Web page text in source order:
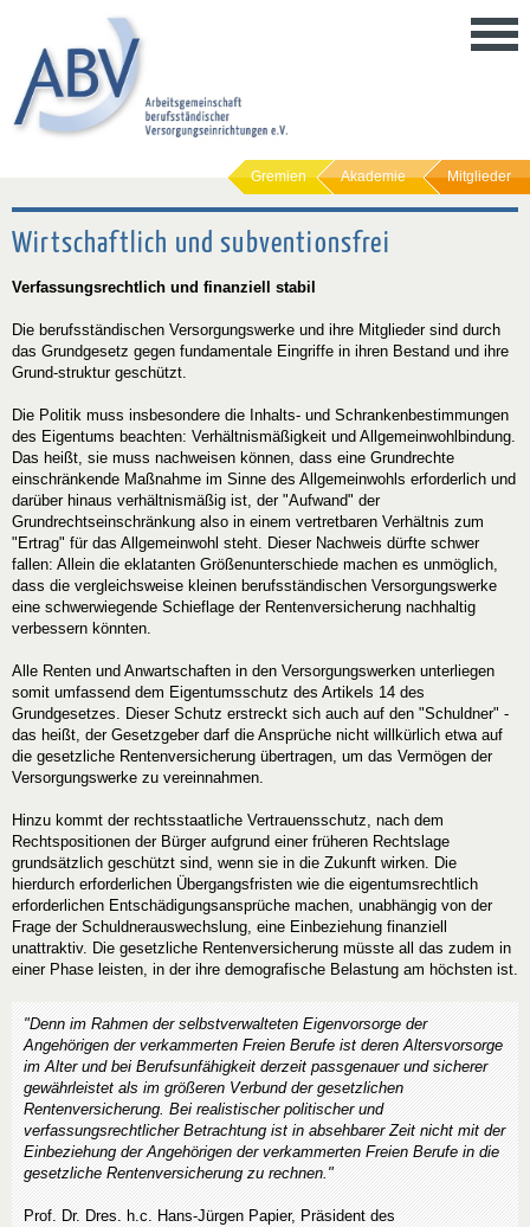
Gremien Akademie Mitglieder
Wirtschaftlich und subventionsfrei
Verfassungsrechtlich und finanziell stabil
Die berufsständischen Versorgungswerke und ihre Mitglieder sind durch
das Grundgesetz gegen fundamentale Eingriffe in ihren Bestand und ihre
Grund-struktur geschützt.
Die Politik muss insbesondere die Inhalts- und Schrankenbestimmungen
des Eigentums beachten: Verhältnismäßigkeit und Allgemeinwohlbindung.
Das heißt, sie muss nachweisen können, dass eine Grundrechte
einschränkende Maßnahme im Sinne des Allgemeinwohls erforderlich und
darüber hinaus verhältnismäßig ist, der "Aufwand" der
Grundrechtseinschränkung also in einem vertretbaren Verhältnis zum
"Ertrag" für das Allgemeinwohl steht. Dieser Nachweis dürfte schwer
fallen: Allein die eklatanten Größenunterschiede machen es unmöglich,
dass die vergleichsweise kleinen berufsständischen Versorgungswerke
eine schwerwiegende Schieflage der Rentenversicherung nachhaltig
verbessern könnten.
Alle Renten und Anwartschaften in den Versorgungswerken unterliegen
somit umfassend dem Eigentumsschutz des Artikels 14 des
Grundgesetzes. Dieser Schutz erstreckt sich auch auf den "Schuldner" -
das heißt, der Gesetzgeber darf die Ansprüche nicht willkürlich etwa auf
die gesetzliche Rentenversicherung übertragen, um das Vermögen der
Versorgungswerke zu vereinnahmen.
Hinzu kommt der rechtsstaatliche Vertrauensschutz, nach dem
Rechtspositionen der Bürger aufgrund einer früheren Rechtslage
grundsätzlich geschützt sind, wenn sie in die Zukunft wirken. Die
hierdurch erforderlichen Übergangsfristen wie die eigentumsrechtlich
erforderlichen Entschädigungsansprüche machen, unabhängig von der
Frage der Schuldnerauswechslung, eine Einbeziehung finanziell
unattraktiv. Die gesetzliche Rentenversicherung müsste all das zudem in
einer Phase leisten, in der ihre demografische Belastung am höchsten ist.
"Denn im Rahmen der selbstverwalteten Eigenvorsorge der
Angehörigen der verkammerten Freien Berufe ist deren Altersvorsorge
im Alter und bei Berufsunfähigkeit derzeit passgenauer und sicherer
gewährleistet als im größeren Verbund der gesetzlichen
Rentenversicherung. Bei realistischer politischer und
verfassungsrechtlicher Betrachtung ist in absehbarer Zeit nicht mit der
Einbeziehung der Angehörigen der verkammerten Freien Berufe in die
gesetzliche Rentenversicherung zu rechnen."
Prof. Dr. Dres. h.c. Hans-Jürgen Papier, Präsident des